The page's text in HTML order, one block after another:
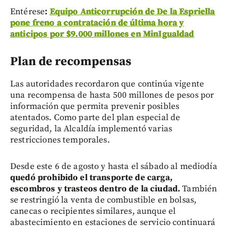
Entérese: Equipo Anticorrupción de De la Espriella
pone freno a contratación de última hora y
anticipos por $9.000 millones en MinIgualdad
Plan de recompensas
Las autoridades recordaron que continúa vigente
una recompensa de hasta 500 millones de pesos por
información que permita prevenir posibles
atentados. Como parte del plan especial de
seguridad, la Alcaldía implementó varias
restricciones temporales.
Desde este 6 de agosto y hasta el sábado al mediodía
quedó prohibido el transporte de carga,
escombros y trasteos dentro de la ciudad. También
se restringió la venta de combustible en bolsas,
canecas o recipientes similares, aunque el
abastecimiento en estaciones de servicio continuará